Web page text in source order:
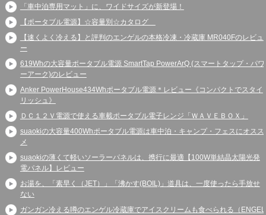
「車中泊専用マット」に、ワイドサイズが新登場！
【ポータブル電源】☆容量別☆カタログ
【速くよく冷える】と評判のエンゲルの本格冷凍・冷蔵庫 MR040Fのレビュ
ー
619Whの大容量ポータブル電源 SmartTap PowerArQ (スマートタップ・パワ
ーアーク)のレビュー
Anker PowerHouse434Whポータブル電源＊レビュー《コンパクトでスタイ
リッシュ》
ＤＣ１２Ｖ電源で使える車載ポータブル電子レンジ「ＷＡＶＥＢＯＸ」
suaokiの大容量400Whポータブル電源は車中泊・キャンプ・フェスにオスス
メ
suaokiの薄くて軽いソーラーパネルは、携行に最適【100W単結晶太陽光発
電パネル】レビュー
お湯を、「素早く（JET）」「沸かす(BOIL)」道具は、一度使ったら手放せ
ない
ガンガン冷える噂のエンゲル冷蔵庫でアイスクリームも食べられる（ENGEL